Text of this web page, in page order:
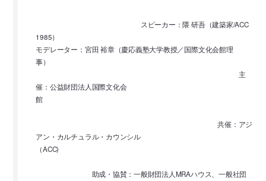
スピーカー：隈 研吾（建築家/ACC
1985）
モデレーター：宮田 裕章（慶応義塾大学教授／国際文化会館理
事）
主
催：公益財団法人国際文化会
館
共催：アジ
アン・カルチュラル・カウンシル
（ACC)
助成・協賛：一般財団法人MRAハウス、一般社団